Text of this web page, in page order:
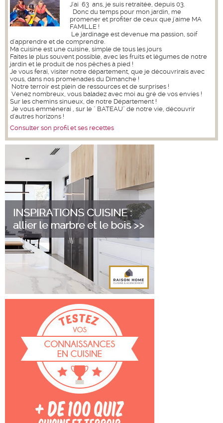
J'ai 63 ans, je suis retraitée, depuis 03.
Donc du temps pour mon jardin, me
promener et profiter de ceux que j'aime MA
FAMILLE !
Le jardinage est devenue ma passion, soif
d'apprendre et de comprendre.
Ma cuisine est une cuisine, simple de tous les jours
Faites le plus souvent possible, avec les fruits et légumes de notre
jardin et le produit de nos pêches à pied !
Je vous ferai, visiter notre département, que je découvrirais avec
vous, dans nos promenades du Dimanche !
Notre terroir est plein de ressources et de surprises !
Venez nombreux, vous baladez avec moi au gré de vos envies !
Sur les chemins sinueux, de notre Département !
Je vous emmènerai , sur le " BATEAU" de notre vie, découvrir
d'autres horizons !
Consulter son profil et ses recettes